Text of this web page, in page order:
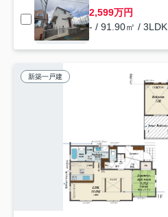
2,599万円
- / 91.90㎡ / 3LDK
新築一戸建